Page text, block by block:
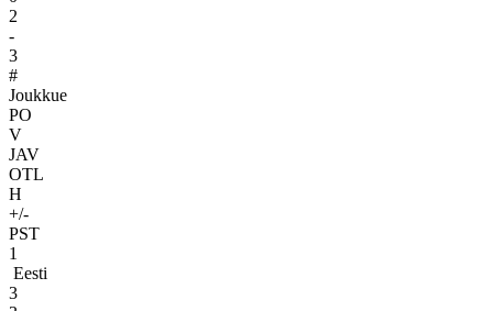
2
-
3
#
Joukkue
PO
V
JAV
OTL
H
+/-
PST
1
Eesti
3